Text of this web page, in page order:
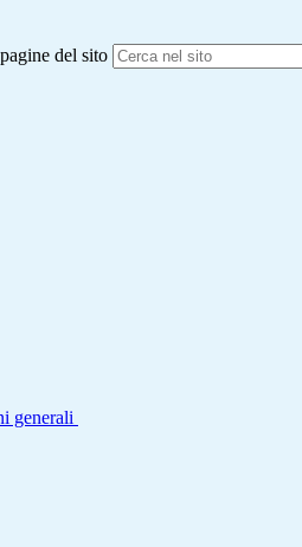
del sito
generali